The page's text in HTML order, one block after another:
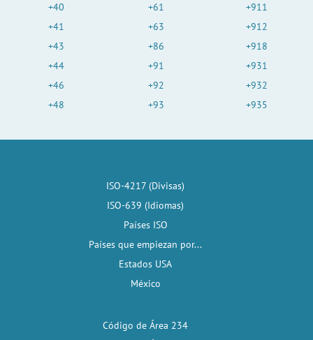
+40
+41
+43
+44
+46
+48
+61
+63
+86
+91
+92
+93
+911
+912
+918
+931
+932
+935
ISO-4217 (Divisas)
ISO-639 (Idiomas)
Países ISO
Países que empiezan por...
Estados USA
México
Código de Área 234